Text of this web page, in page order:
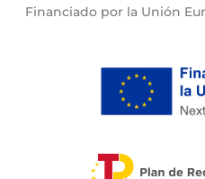
Financiado por la Unión